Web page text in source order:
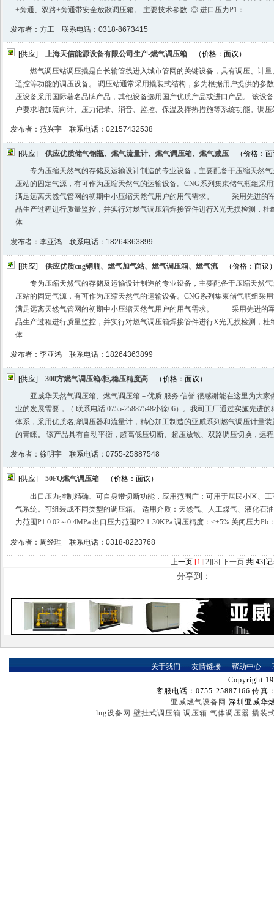
+旁通、双路+旁通带安全放散调压箱。 主要技术参数: ◎ 进口压力P1：
发布者：方工 联系电话：0318-8673415
[供应] 上海天信能源设备有限公司生产-燃气调压箱 （价格：面议）
燃气调压站调压撬是自长输管线进入城市管网的关键设备，具有调压、计
遥控等功能的调压设备。 调压站通常采用撬装式结构，多为根据用户提供的参
压设备采用国际著名品牌产品，其他设备选用国产优质产品或进口产品。 该设
户要求增加流向计、压力记录、消音、监控、保温及拌热措施等系统功能。调
发布者：范兴宇 联系电话：02157432538
[供应] 供应优质储气钢瓶、燃气流量计、燃气调压箱、燃气减压 （价格：
专为压缩天然气的存储及运输设计制造的专业设备，主要配备于压缩天然
压站的固定气源，有可作为压缩天然气的运输设备。CNG系列集束储气瓶组采
满足远离天然气管网的初期中小压缩天然气用户的用气需求。 采用先进的
品生产过程进行质量监控，并实行对燃气调压箱焊接管件进行X光无损检测，杜
体
发布者：李亚鸿 联系电话：18264363899
[供应] 供应优质cng钢瓶、燃气加气站、燃气调压箱、燃气流（价格：面议
专为压缩天然气的存储及运输设计制造的专业设备，主要配备于压缩天然
压站的固定气源，有可作为压缩天然气的运输设备。CNG系列集束储气瓶组采
满足远离天然气管网的初期中小压缩天然气用户的用气需求。 采用先进的
品生产过程进行质量监控，并实行对燃气调压箱焊接管件进行X光无损检测，杜
体
发布者：李亚鸿 联系电话：18264363899
[供应] 300方燃气调压箱/柜,稳压精度高 （价格：面议）
亚威华天然气调压箱、燃气调压箱－优质 服务 信誉 很感谢能在这里为大
业的发展需要，（ 联系电话:0755-25887548小徐06）。我司工厂通过实施先进
体系，采用优质名牌调压器和流量计，精心加工制造的亚威系列燃气调压计量
的青睐。 该产品具有自动平衡，超高低压切断、超压放散、双路调压切换，远
发布者：徐明宇 联系电话：0755-25887548
[供应] 50FQ燃气调压箱 （价格：面议）
出口压力控制精确、可自身带切断功能，应用范围广：可用于居民小区、
气系统。可组装成不同类型的调压箱。 适用介质：天然气、人工煤气、液化石
力范围P1:0.02～0.4MPa 出口压力范围P2:1-30KPa 调压精度：≤±5% 关闭压力
发布者：周经理 联系电话：0318-8223768
上一页 [1] [2] [3] 下一页 共[43]记
分享到：
关于我们 ┈ 友情链接 ┈ 帮助中心 ┈
Copyright
客服电话：0755-25887166 传真
亚威燃气设备网 深圳亚威华
lng设备网 壁挂式调压箱 调压箱 气体调压器 撬装